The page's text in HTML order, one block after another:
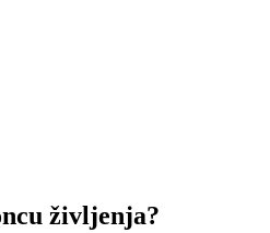
življenja?